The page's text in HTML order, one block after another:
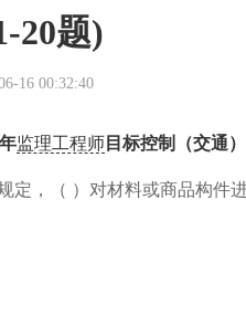
20题)
16 00:32:40
监理工程师目标控制（交通）
定，（ ）对材料或商品构件